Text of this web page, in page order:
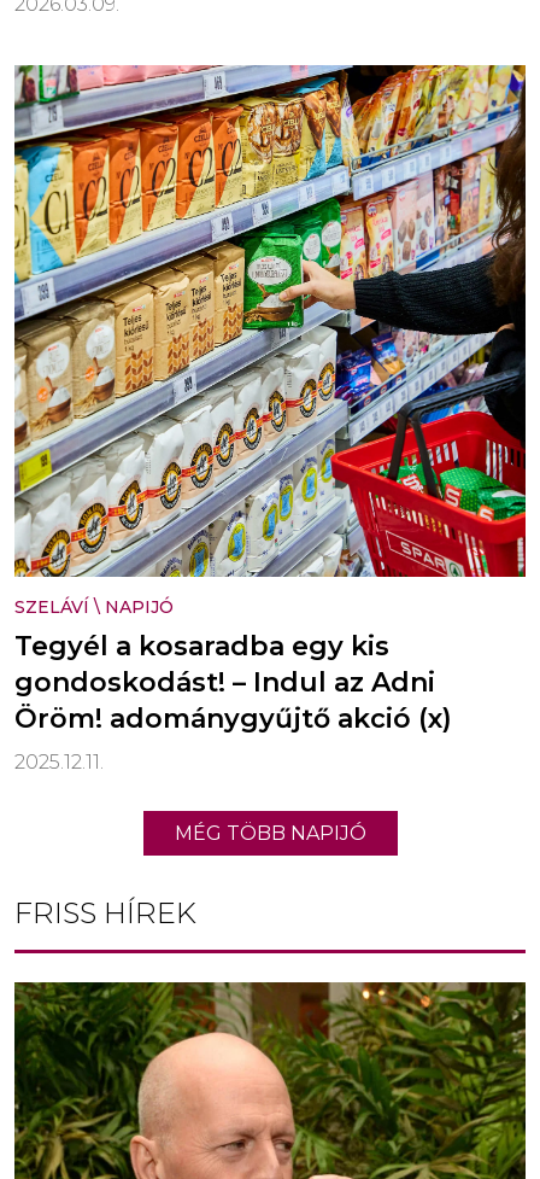
SZELÁVÍ \ NAPIJÓ
Tegyél a kosaradba egy kis
gondoskodást! – Indul az Adni
Öröm! adománygyűjtő akció (x)
2025.12.11.
MÉG TÖBB NAPIJÓ
FRISS HÍREK